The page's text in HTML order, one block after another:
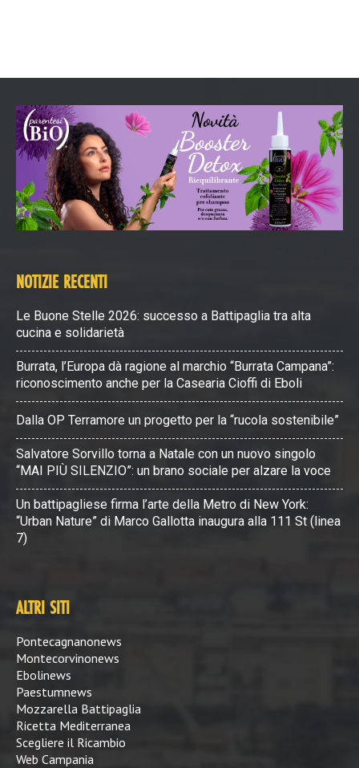
NOTIZIE RECENTI
Le Buone Stelle 2026: successo a Battipaglia tra alta
cucina e solidarietà
Burrata, l’Europa dà ragione al marchio “Burrata Campana”:
riconoscimento anche per la Casearia Cioffi di Eboli
Dalla OP Terramore un progetto per la “rucola sostenibile”
Salvatore Sorvillo torna a Natale con un nuovo singolo
“MAI PIÙ SILENZIO”: un brano sociale per alzare la voce
Un battipagliese firma l’arte della Metro di New York:
“Urban Nature” di Marco Gallotta inaugura alla 111 St (linea
7)
ALTRI SITI
Pontecagnanonews
Montecorvinonews
Ebolinews
Paestumnews
Mozzarella Battipaglia
Ricetta Mediterranea
Scegliere il Ricambio
Web Campania